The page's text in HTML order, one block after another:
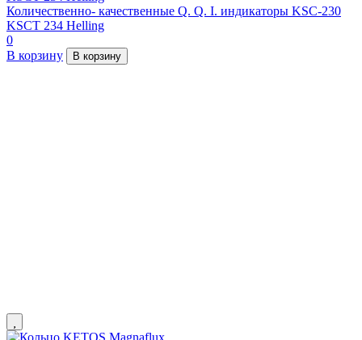
Количественно- качественные Q. Q. I. индикаторы KSC-230
KSCT 234 Helling
0
В корзину
В корзину